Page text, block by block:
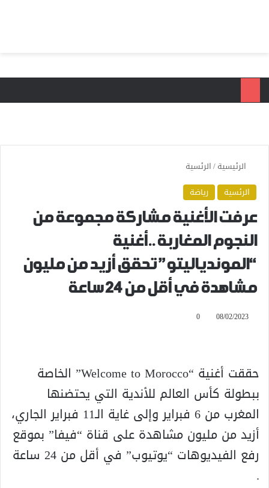
الرئيسية/الرئسية
الرئسية
رياضة
عرفت الأغنية مشاركة مجموعة من
النجوم المغاربة ..أغنية
“الموندياليتو” تحقق أزيد من مليون
مشاهدة في أقل من 24 ساعة
08/02/2023
0
حققت أغنية “Welcome to Morocco” الخاصة
ببطولة كأس العالم للأندية التي يحتضنها
المغرب من 6 فبراير وإلى غاية الـ11 فبراير الجاري،
أزيد من مليون مشاهدة على قناة “فيفا” بموقع
رفع الفيديوهات “يوتيوب” في أقل من 24 ساعة
.